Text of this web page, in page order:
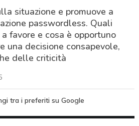
situazione e promuove a
passwordless. Quali
favore e cosa è opportuno
una decisione consapevole,
delle criticità
tra i preferiti su Google